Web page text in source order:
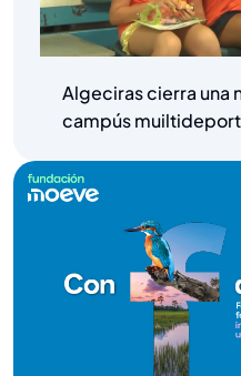
Algeciras cierra una
campús